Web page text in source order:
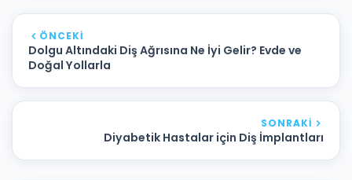
ÖNCEKI
Dolgu Altındaki Diş Ağrısına Ne İyi Gelir? Evde ve
Doğal Yollarla
SONRAKI
Diyabetik Hastalar için Diş İmplantları